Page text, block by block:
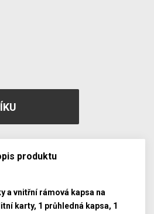
produktu
a vnitřní rámová kapsa na
karty, 1 průhledná kapsa, 1